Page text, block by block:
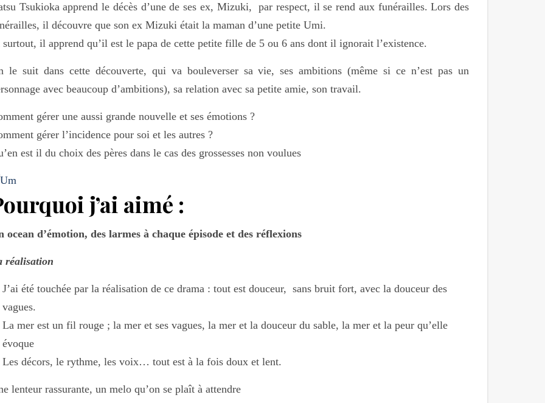
Tsukioka apprend le décès d’une de ses ex, Mizuki, par respect, il se rend aux funérailles. Lors des
il découvre que son ex Mizuki était la maman d’une petite Umi.
surtout, il apprend qu’il est le papa de cette petite fille de 5 ou 6 ans dont il ignorait l’existence.
le suit dans cette découverte, qui va bouleverser sa vie, ses ambitions (même si ce n’est pas un
avec beaucoup d’ambitions), sa relation avec sa petite amie, son travail.
gérer une aussi grande nouvelle et ses émotions ?
gérer l’incidence pour soi et les autres ?
est il du choix des pères dans le cas des grossesses non voulues
j’ai aimé :
ocean d’émotion, des larmes à chaque épisode et des réflexions
réalisation
J’ai été touchée par la réalisation de ce drama : tout est douceur, sans bruit fort, avec la douceur des
vagues.
La mer est un fil rouge ; la mer et ses vagues, la mer et la douceur du sable, la mer et la peur qu’elle
évoque
Les décors, le rythme, les voix… tout est à la fois doux et lent.
lenteur rassurante, un melo qu’on se plaît à attendre